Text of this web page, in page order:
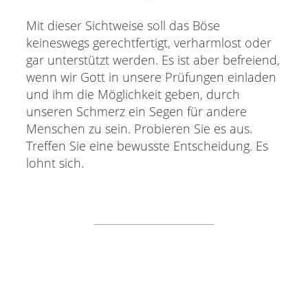
Mit dieser Sichtweise soll das Böse
keineswegs gerechtfertigt, verharmlost oder
gar unterstützt werden. Es ist aber befreiend,
wenn wir Gott in unsere Prüfungen einladen
und ihm die Möglichkeit geben, durch
unseren Schmerz ein Segen für andere
Menschen zu sein. Probieren Sie es aus.
Treffen Sie eine bewusste Entscheidung. Es
lohnt sich.